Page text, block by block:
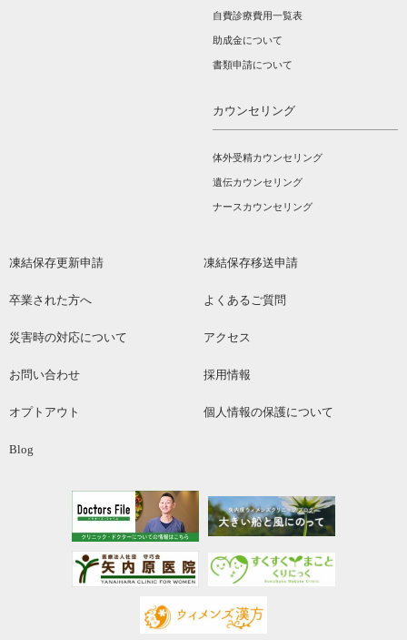
自費診療費用一覧表
助成金について
書類申請について
カウンセリング
体外受精カウンセリング
遺伝カウンセリング
ナースカウンセリング
凍結保存更新申請 凍結保存移送申請
卒業された方へ よくあるご質問
災害時の対応について アクセス
お問い合わせ 採用情報
オプトアウト 個人情報の保護について
Blog